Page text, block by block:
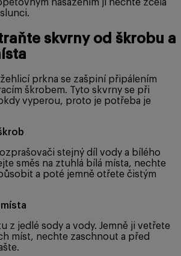
nasazením ji nechte zcela
skvrny od škrobu a
prkna se zašpiní připálením
škrobem. Tyto skvrny se při
vyperou, proto je potřeba je
stejný díl vody a bílého
směs na ztuhlá bílá místa, nechte
a poté jemně otřete čistým
z jedlé sody a vody. Jemně ji vetřete
míst, nechte zaschnout a před